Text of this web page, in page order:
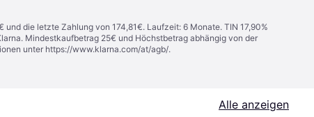
die letzte Zahlung von 174,81€. Laufzeit: 6 Monate. TIN 17,90%
Mindestkaufbetrag 25€ und Höchstbetrag abhängig von der
unter https://www.klarna.com/at/agb/.
Alle anzeigen